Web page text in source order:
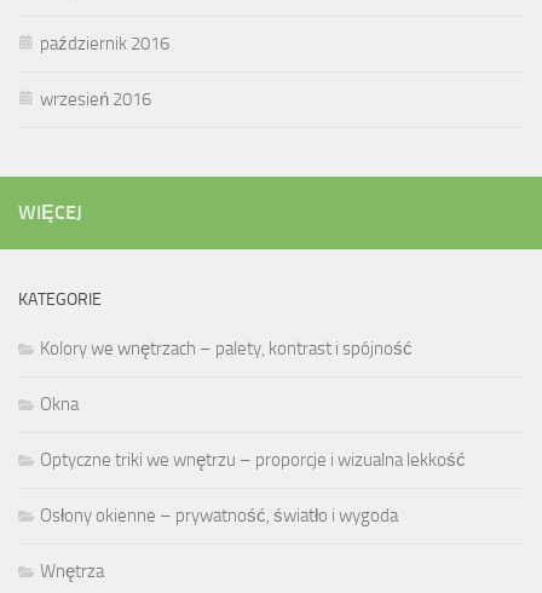
październik 2016
wrzesień 2016
WIĘCEJ
KATEGORIE
Kolory we wnętrzach – palety, kontrast i spójność
Okna
Optyczne triki we wnętrzu – proporcje i wizualna lekkość
Osłony okienne – prywatność, światło i wygoda
Wnętrza